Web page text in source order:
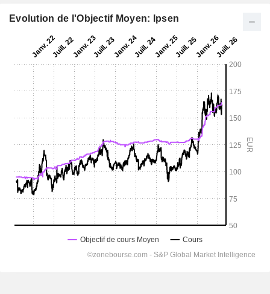
Evolution de l'Objectif Moyen: Ipsen